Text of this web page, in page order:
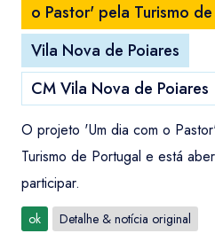
o Pastor' pela Turismo
Vila Nova de Poiares
CM Vila Nova de Poiares
O projeto 'Um dia com o
Turismo de Portugal e está
participar.
ok Detalhe & notícia original